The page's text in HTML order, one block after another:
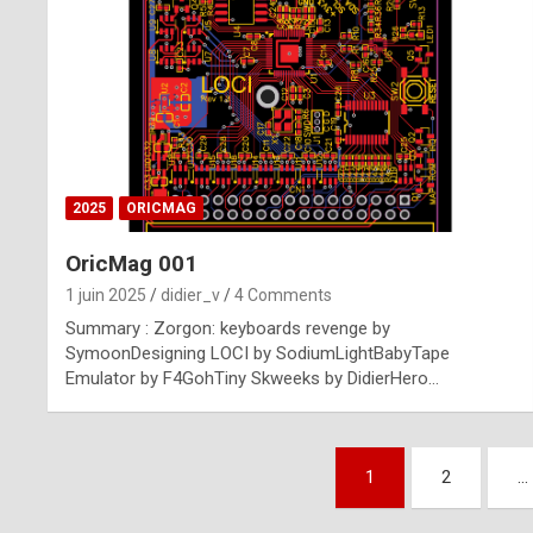
2025 ORICMAG
OricMag 001
1 juin 2025 didier_v 4 Comments
Summary : Zorgon: keyboards revenge by
SymoonDesigning LOCI by SodiumLightBabyTape
Emulator by F4GohTiny Skweeks by DidierHero…
1 2 …